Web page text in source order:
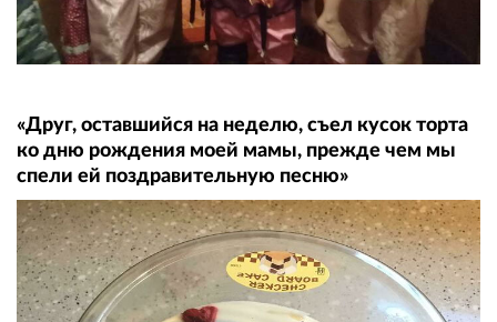
«Друг, оставшийся на неделю, съел кусок торта
ко дню рождения моей мамы, прежде чем мы
спели ей поздравительную песню»